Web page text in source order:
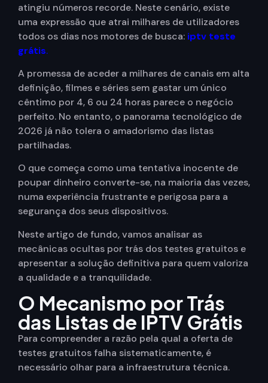
atingiu números recorde. Neste cenário, existe
uma expressão que atrai milhares de utilizadores
todos os dias nos motores de busca: iptv teste
grátis.
A promessa de aceder a milhares de canais em alta
definição, filmes e séries sem gastar um único
cêntimo por 4, 6 ou 24 horas parece o negócio
perfeito. No entanto, o panorama tecnológico de
2026 já não tolera o amadorismo das listas
partilhadas.
O que começa como uma tentativa inocente de
poupar dinheiro converte-se, na maioria das vezes,
numa experiência frustrante e perigosa para a
segurança dos seus dispositivos.
Neste artigo de fundo, vamos analisar as
mecânicas ocultas por trás dos testes gratuitos e
apresentar a solução definitiva para quem valoriza
a qualidade e a tranquilidade.
O Mecanismo por Trás
das Listas de IPTV Grátis
Para compreender a razão pela qual a oferta de
testes gratuitos falha sistematicamente, é
necessário olhar para a infraestrutura técnica.